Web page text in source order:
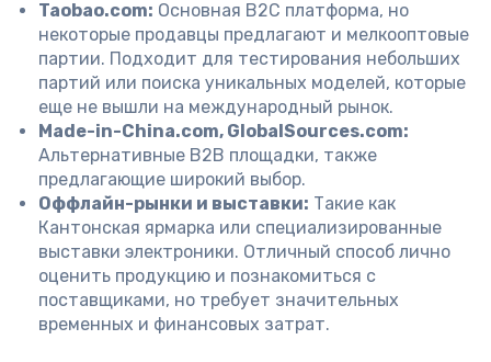
Taobao.com: Основная B2C платформа, но
некоторые продавцы предлагают и мелкооптовые
партии. Подходит для тестирования небольших
партий или поиска уникальных моделей, которые
еще не вышли на международный рынок.
Made-in-China.com, GlobalSources.com:
Альтернативные B2B площадки, также
предлагающие широкий выбор.
Оффлайн-рынки и выставки: Такие как
Кантонская ярмарка или специализированные
выставки электроники. Отличный способ лично
оценить продукцию и познакомиться с
поставщиками, но требует значительных
временных и финансовых затрат.